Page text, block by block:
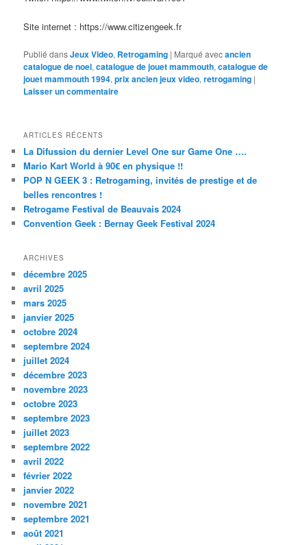
Site internet : https://www.citizengeek.fr
Publié dansJeux Video, Retrogaming | Marqué avecancien
catalogue de noel,catalogue de jouet mammouth,catalogue de
jouet mammouth 1994,prix ancien jeux video,retrogaming |
Laisser un commentaire
ARTICLES RÉCENTS
La Difussion du dernier Level One sur Game One ….
Mario Kart World à 90€ en physique !!
POP N GEEK 3 : Retrogaming, invités de prestige et de
belles rencontres !
Retrogame Festival de Beauvais 2024
Convention Geek : Bernay Geek Festival 2024
ARCHIVES
décembre 2025
avril 2025
mars 2025
janvier 2025
octobre 2024
septembre 2024
juillet 2024
décembre 2023
novembre 2023
octobre 2023
septembre 2023
juillet 2023
septembre 2022
avril 2022
février 2022
janvier 2022
novembre 2021
septembre 2021
août 2021